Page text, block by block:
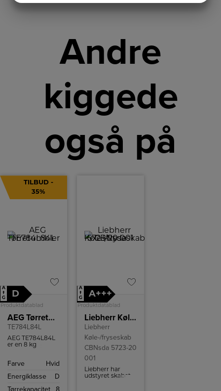
Andre
kiggede
også på
TILBUD -
35%
A
↑
G
D
Produktdatablad
AEG Tørretumbler
TE784L84L
AEG TE784L84L
er en 8 kg
med SensiDry,
og ProTex-
Farve
Hvid
Energiklasse
D
A
↑
G
A+++
Produktdatablad
Liebherr Køle-/fryseskab CBNsda 5723-20 001
Liebherr
Køle-/fryseskab
CBNsda 5723-20
001
Liebherr har
udstyret skabet